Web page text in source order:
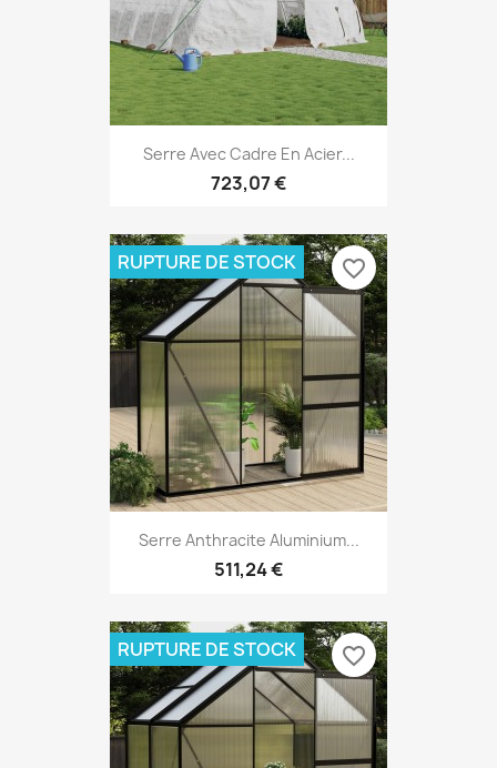
Serre Avec Cadre En Acier...
723,07 €
Serre Anthracite Aluminium...
511,24 €
RUPTURE DE STOCK favorite_border
RUPTURE DE STOCK favorite_border